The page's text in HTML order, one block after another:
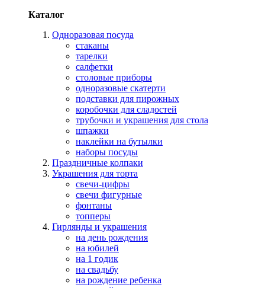
Каталог
Одноразовая посуда
стаканы
тарелки
салфетки
столовые приборы
одноразовые скатерти
подставки для пирожных
коробочки для сладостей
трубочки и украшения для стола
шпажки
наклейки на бутылки
наборы посуды
Праздничные колпаки
Украшения для торта
свечи-цифры
свечи фигурные
фонтаны
топперы
Гирлянды и украшения
на день рождения
на юбилей
на 1 годик
на свадьбу
на рождение ребенка